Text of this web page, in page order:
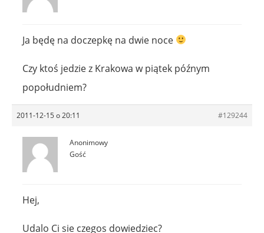
Ja będę na doczepkę na dwie noce
Czy ktoś jedzie z Krakowa w piątek późnym
popołudniem?
2011-12-15 o 20:11 #129244
Anonimowy
Gość
Hej,
Udalo Ci sie czegos dowiedziec?